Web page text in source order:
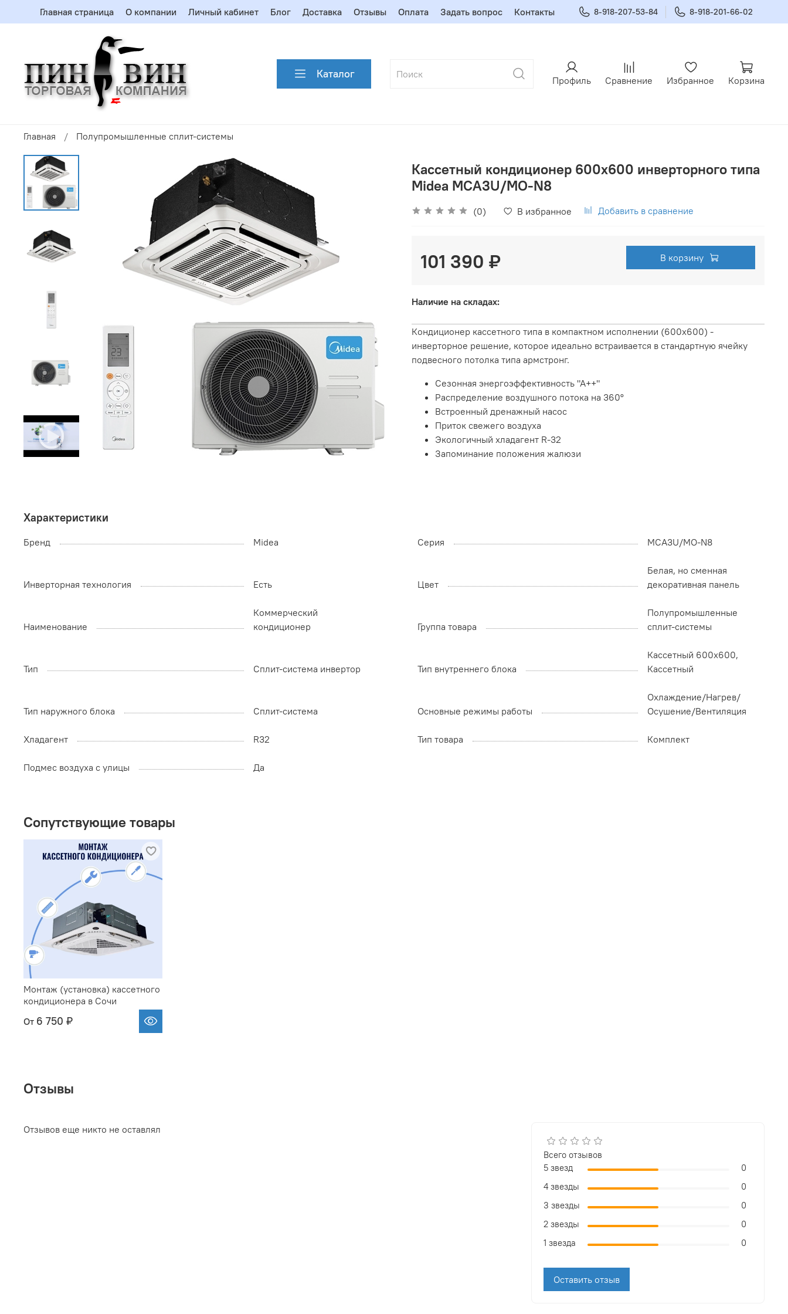
Главная страница О компании Личный кабинет Блог Доставка Отзывы Оплата Задать вопрос Контакты 8-918-207-53-84 8-918-201-66-02
Каталог Профиль Сравнение Избранное Корзина
Главная Полупромышленные сплит-системы
Кассетный кондиционер 600х600 инверторного типа
Midea MCA3U/MO-N8
(0) В избранное Добавить в сравнение
101 390 ₽ В корзину
Наличие на складах:
Кондиционер кассетного типа в компактном исполнении (600x600) -
инверторное решение, которое идеально встраивается в стандартную ячейку
подвесного потолка типа армстронг.
Сезонная энергоэффективность "А++"
Распределение воздушного потока на 360°
Встроенный дренажный насос
Приток свежего воздуха
Экологичный хладагент R-32
Запоминание положения жалюзи
Характеристики
Бренд Midea Серия MCA3U/MO-N8
Инверторная технология Есть Цвет
Белая, но сменная
декоративная панель
Наименование
Коммерческий
кондиционер
Группа товара
Полупромышленные
сплит-системы
Тип Сплит-система инвертор Тип внутреннего блока
Кассетный 600х600,
Кассетный
Тип наружного блока Сплит-система Основные режимы работы
Охлаждение/Нагрев/
Осушение/Вентиляция
Хладагент R32 Тип товара Комплект
Подмес воздуха с улицы Да
Сопутствующие товары
Монтаж (установка) кассетного
кондиционера в Сочи
От 6 750 ₽
Отзывы
Отзывов еще никто не оставлял
Всего отзывов
5 звезд
0
4 звезды
0
3 звезды
0
2 звезды
0
1 звезда
0
Оставить отзыв